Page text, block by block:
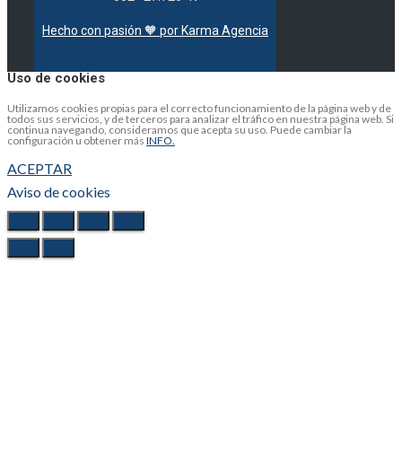
Hecho con pasión 🧡 por Karma Agencia
Uso de cookies
Utilizamos cookies propias para el correcto funcionamiento de la página web y de
todos sus servicios, y de terceros para analizar el tráfico en nuestra página web. Si
continua navegando, consideramos que acepta su uso. Puede cambiar la
configuración u obtener más INFO.
ACEPTAR
Aviso de cookies